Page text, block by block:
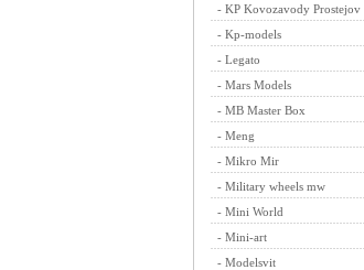
- KP Kovozavody Prostejov
- Kp-models
- Legato
- Mars Models
- MB Master Box
- Meng
- Mikro Mir
- Military wheels mw
- Mini World
- Mini-art
- Modelsvit